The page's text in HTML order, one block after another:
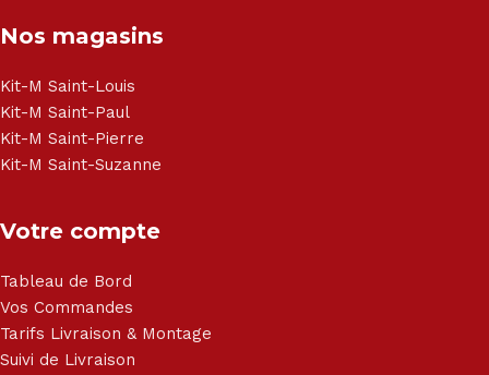
Nos magasins
Kit-M Saint-Louis
Kit-M Saint-Paul
Kit-M Saint-Pierre
Kit-M Saint-Suzanne
Votre compte
Tableau de Bord
Vos Commandes
Tarifs Livraison & Montage
Suivi de Livraison